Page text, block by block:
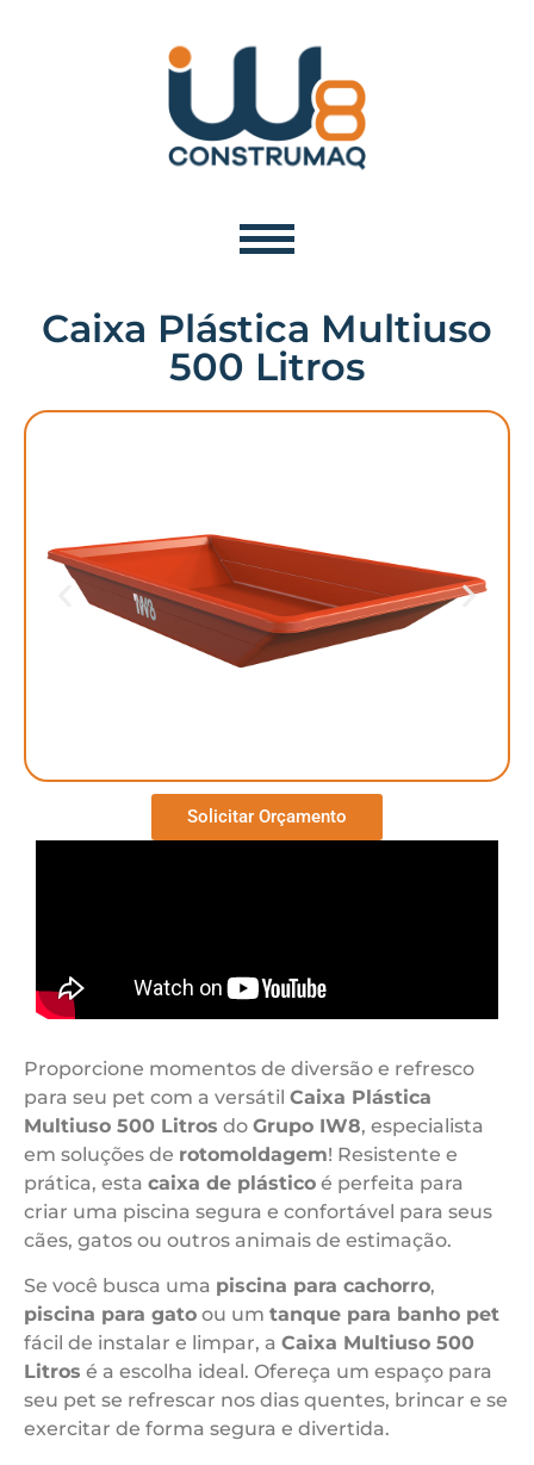
Caixa Plástica Multiuso
500 Litros
Solicitar Orçamento
Proporcione momentos de diversão e refresco
para seu pet com a versátil Caixa Plástica
Multiuso 500 Litros do Grupo IW8, especialista
em soluções de rotomoldagem! Resistente e
prática, esta caixa de plástico é perfeita para
criar uma piscina segura e confortável para seus
cães, gatos ou outros animais de estimação.
Se você busca uma piscina para cachorro,
piscina para gato ou um tanque para banho pet
fácil de instalar e limpar, a Caixa Multiuso 500
Litros é a escolha ideal. Ofereça um espaço para
seu pet se refrescar nos dias quentes, brincar e se
exercitar de forma segura e divertida.